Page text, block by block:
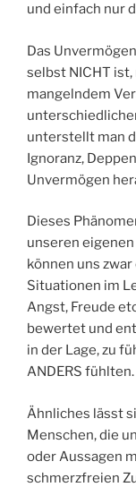
und einfach nur
Das
selbst NICHT
mangelndem
unterstellt man
Ignoranz,
Unvermögen
Dieses
unseren
können uns
Situationen im
Angst, Freude
bewertet und
in der Lage, zu
ANDERS fühlten.
Ähnliches lässt
Menschen, die
oder Aussagen
schmerzfreien